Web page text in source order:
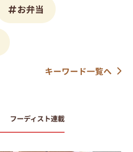
お弁当
キーワード一覧へ
フーディスト連載